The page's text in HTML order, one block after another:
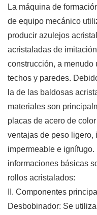
La máquina de
de equipo mecánico
producir azulejos
acristaladas de
construcción, a
techos y paredes.
la de las baldosas
materiales son
placas de acero de
ventajas de peso ligero,
impermeable e
informaciones básicas
rollos acristalados:
II. Componentes
Desbobinador: Se